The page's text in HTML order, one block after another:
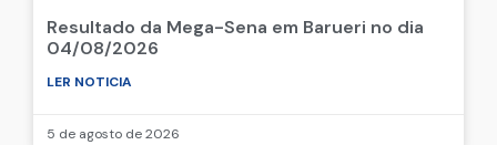
Resultado da Mega-Sena em Barueri no dia
04/08/2026
LER NOTICIA
5 de agosto de 2026